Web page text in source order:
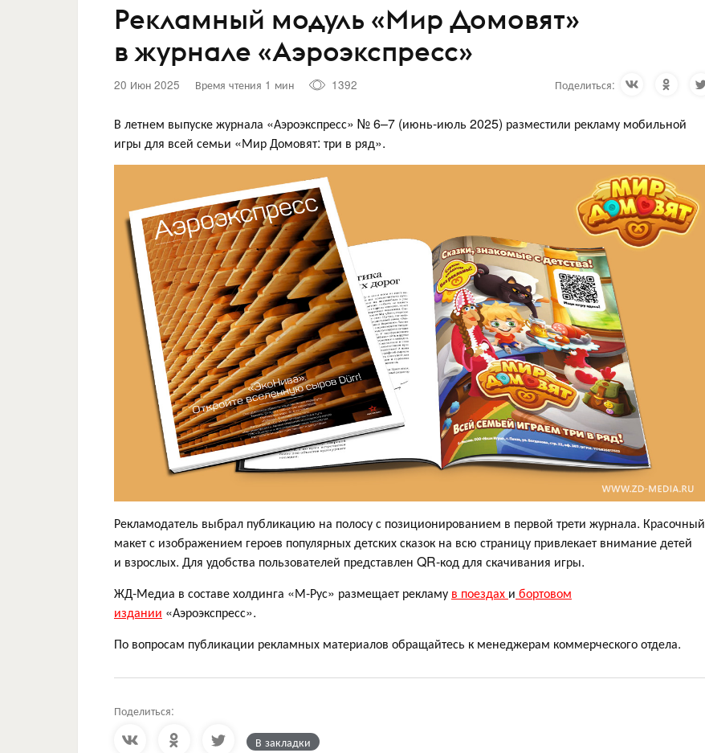
Рекламный модуль «Мир Домовят»
в журнале «Аэроэкспресс»
20 Июн 2025 Время чтения 1 мин 1392 Поделиться:
В летнем выпуске журнала «Аэроэкспресс» № 6–7 (июнь-июль 2025) разместили рекламу мобильной
игры для всей семьи «Мир Домовят: три в ряд».
Рекламодатель выбрал публикацию на полосу с позиционированием в первой трети журнала. Красочный
макет с изображением героев популярных детских сказок на всю страницу привлекает внимание детей
и взрослых. Для удобства пользователей представлен QR-код для скачивания игры.
ЖД-Медиа в составе холдинга «М-Рус» размещает рекламу в поездах и бортовом
издании «Аэроэкспресс».
По вопросам публикации рекламных материалов обращайтесь к менеджерам коммерческого отдела.
Поделиться:
В закладки